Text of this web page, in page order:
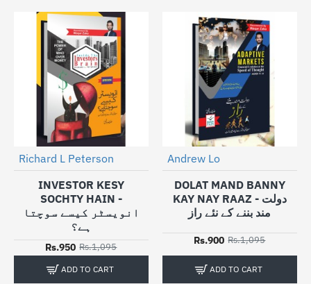
-13%
Richard L Peterson
INVESTOR KESY
SOCHTY HAIN -
انویسٹر کیسے سوچتا
ہے؟
Rs.950 Rs.1,095
ADD TO CART
-18%
Andrew Lo
DOLAT MAND BANNY
KAY NAY RAAZ - دولت
مند بننے کے نئے راز
Rs.900 Rs.1,095
ADD TO CART